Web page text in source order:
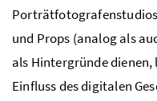
und Props (analog als
als Hintergründe dienen,
Einfluss des digitalen